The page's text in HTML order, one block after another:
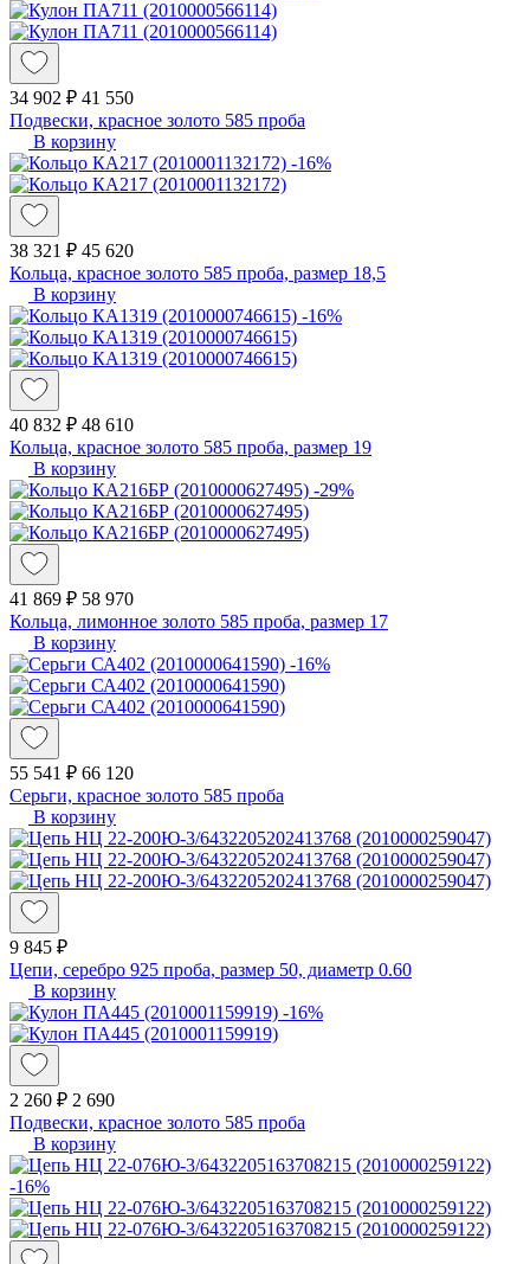
34 902 ₽ 41 550
Подвески, красное золото 585 проба
В корзину
-16%
38 321 ₽ 45 620
Кольца, красное золото 585 проба, размер 18,5
В корзину
-16%
40 832 ₽ 48 610
Кольца, красное золото 585 проба, размер 19
В корзину
-29%
41 869 ₽ 58 970
Кольца, лимонное золото 585 проба, размер 17
В корзину
-16%
55 541 ₽ 66 120
Серьги, красное золото 585 проба
В корзину
9 845 ₽
Цепи, серебро 925 проба, размер 50, диаметр 0.60
В корзину
-16%
2 260 ₽ 2 690
Подвески, красное золото 585 проба
В корзину
-16%